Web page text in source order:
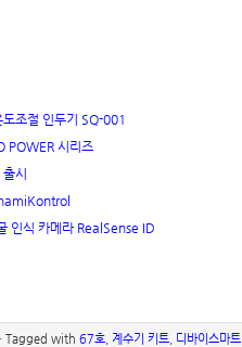
조절 인두기 SQ-001
POWER 시리즈
시
인식 카메라 RealSense ID
· Tagged with 67호 계수기 키트 디바이스마트